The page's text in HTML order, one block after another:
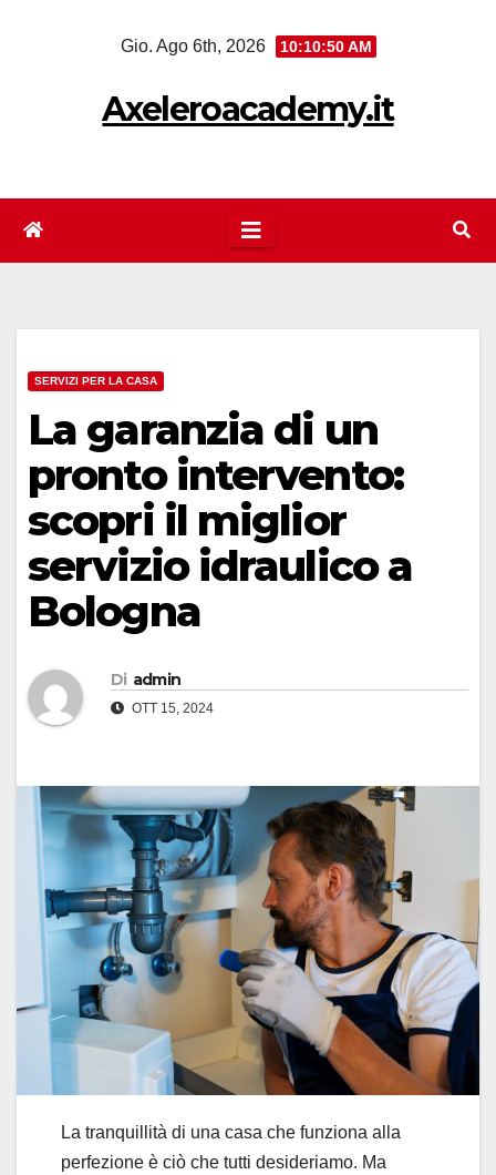
Gio. Ago 6th, 2026 10:10:51 AM
Axeleroacademy.it
SERVIZI PER LA CASA
La garanzia di un
pronto intervento:
scopri il miglior
servizio idraulico a
Bologna
Di admin
OTT 15, 2024
La tranquillità di una casa che funziona alla
perfezione è ciò che tutti desideriamo. Ma